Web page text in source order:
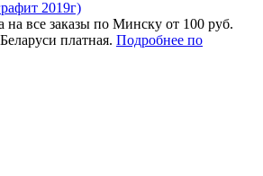
на все заказы по Минску от 100 руб.
платная. Подробнее по